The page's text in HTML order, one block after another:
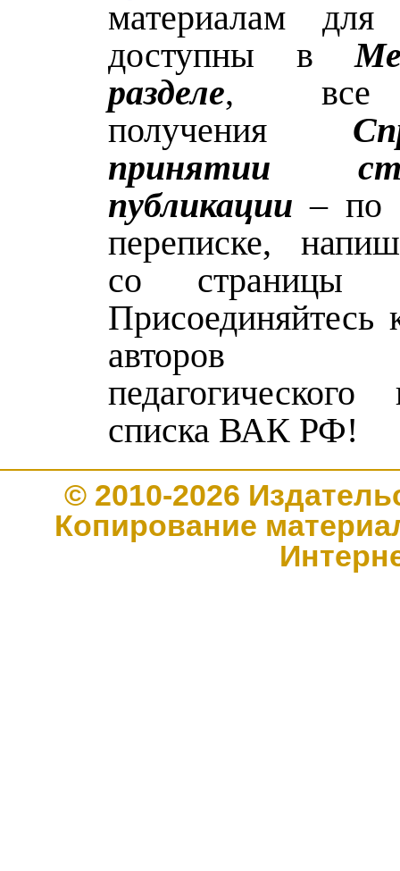
материалам для
доступны в
разделе, все
получения
принятии
публикации – по
переписке,
со страницы
Присоединяйтесь
авторов
списка ВАК РФ!
© 2010-2026
Копирование